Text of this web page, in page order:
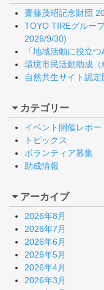
齋藤茂昭記念財団
TOYO TIREグルー
2026/9/30)
「地域活動に役立
環境市民活動助成
自然共生サイト認
カテゴリー
イベント開催レポー
トピックス
ボランティア募集
助成情報
アーカイブ
2026年8月
2026年7月
2026年6月
2026年5月
2026年4月
2026年3月